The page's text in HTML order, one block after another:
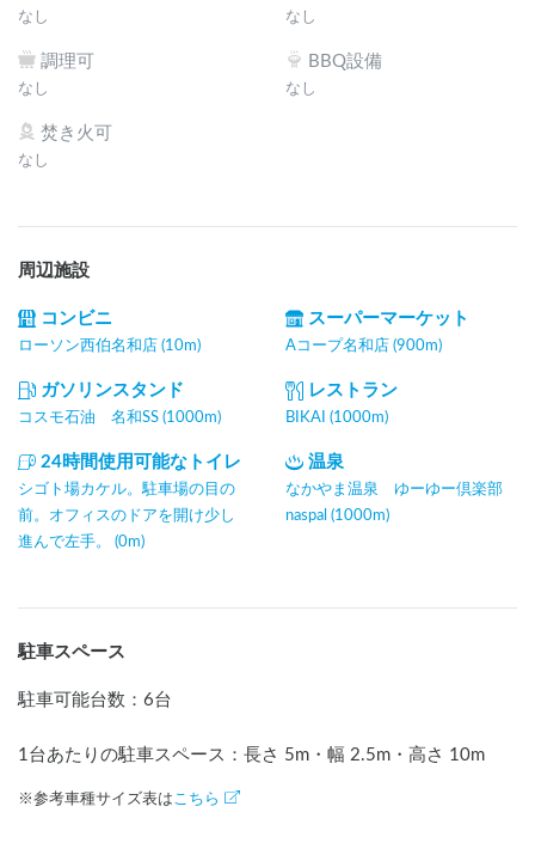
なし なし
調理可
なし
BBQ設備
なし
焚き火可
なし
周辺施設
コンビニ
ローソン西伯名和店 (10m)
スーパーマーケット
Aコープ名和店 (900m)
ガソリンスタンド
コスモ石油 名和SS (1000m)
レストラン
BIKAI (1000m)
24時間使用可能なトイレ
シゴト場カケル。駐車場の目の
前。オフィスのドアを開け少し
進んで左手。 (0m)
温泉
なかやま温泉 ゆーゆー倶楽部
naspal (1000m)
駐車スペース
駐車可能台数 ： 6台
1台あたりの駐車スペース：長さ 5m ・幅 2.5m ・高さ 10m
※参考車種サイズ表は こちら